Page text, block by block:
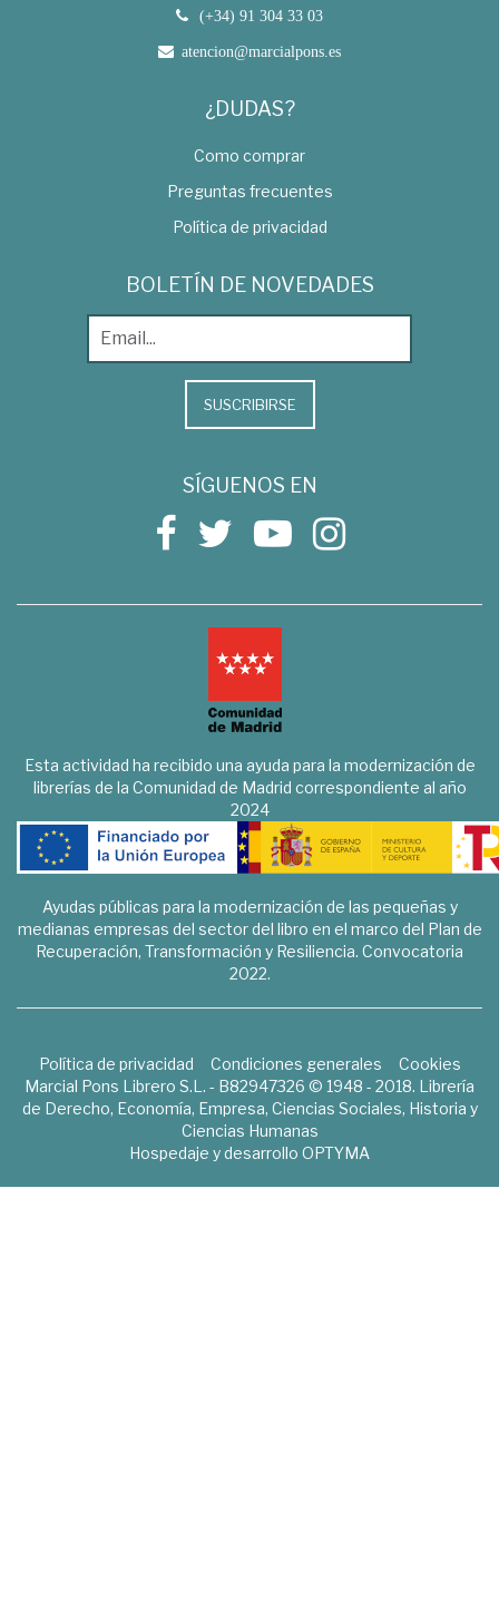
(+34) 91 304 33 03
atencion@marcialpons.es
¿DUDAS?
Como comprar
Preguntas frecuentes
Política de privacidad
BOLETÍN DE NOVEDADES
SUSCRIBIRSE
SÍGUENOS EN
Esta actividad ha recibido una ayuda para la modernización de
librerías de la Comunidad de Madrid correspondiente al año
2024
Ayudas públicas para la modernización de las pequeñas y
medianas empresas del sector del libro en el marco del Plan de
Recuperación, Transformación y Resiliencia. Convocatoria
2022.
Política de privacidad Condiciones generales
Cookies
Marcial Pons Librero S.L. - B82947326 © 1948 - 2018. Librería
de Derecho, Economía, Empresa, Ciencias Sociales, Historia y
Ciencias Humanas
Hospedaje y desarrollo OPTYMA